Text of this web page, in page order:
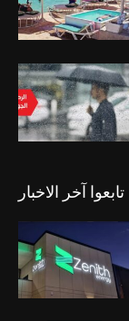
تابعوا آخر الاخبار